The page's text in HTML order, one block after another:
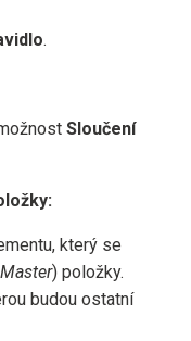
.
Sloučení
který se
Master) položky.
budou ostatní